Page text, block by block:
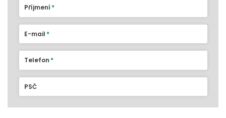
Příjmení
E-mail
Telefon
PSČ